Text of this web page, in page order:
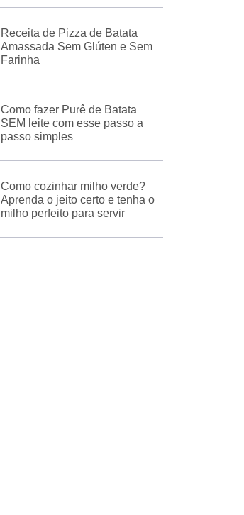
Receita de Pizza de Batata
Amassada Sem Glúten e Sem
Farinha
Como fazer Purê de Batata
SEM leite com esse passo a
passo simples
Como cozinhar milho verde?
Aprenda o jeito certo e tenha o
milho perfeito para servir